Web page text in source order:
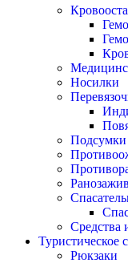
Носилки
Средства
Туристическое
Рюкзаки